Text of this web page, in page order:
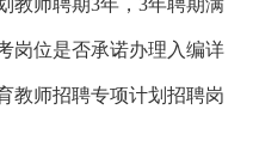
岗位是否承诺办理入编详
教师招聘专项计划招聘岗